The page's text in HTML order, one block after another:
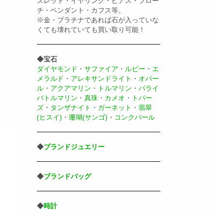
チ・ペンダント・カフス等。
※金・プラチナであれば石が入っていな
くても壊れていても買い取り可能！
◆宝石
ダイヤモンド ・ サファイア ・ ルビー ・ エ
メラルド ・ アレキサンドライト ・ オパー
ル ・ アクアマリン ・ トルマリン ・ パライ
バトルマリン ・ 真珠 ・ カメオ ・
トパー
ズ ・ タンザナイト ・ ガーネット ・ 翡翠
(ヒスイ) ・ 珊瑚(サンゴ) ・ コンクパール
◆ブランドジュエリー
◆ブランドバッグ
◆時計